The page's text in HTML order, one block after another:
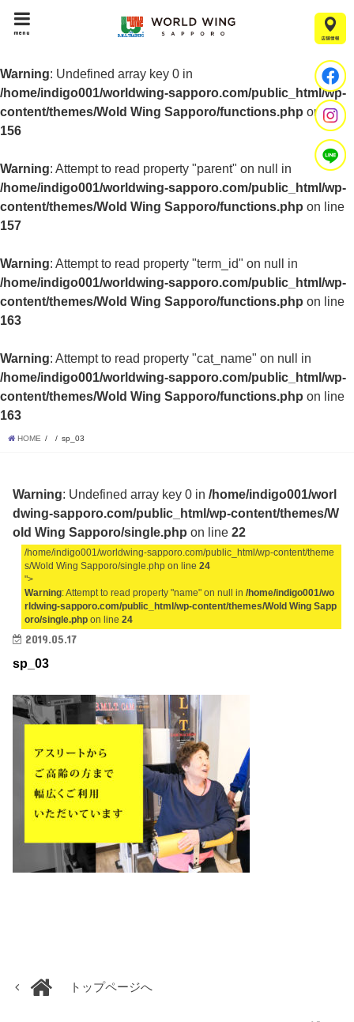
menu
Warning: Undefined array key 0 in
/home/indigo001/worldwing-sapporo.com/public_html/wp-
content/themes/Wold Wing Sapporo/functions.php on line
156
Warning: Attempt to read property "parent" on null in
/home/indigo001/worldwing-sapporo.com/public_html/wp-
content/themes/Wold Wing Sapporo/functions.php on line
157
Warning: Attempt to read property "term_id" on null in
/home/indigo001/worldwing-sapporo.com/public_html/wp-
content/themes/Wold Wing Sapporo/functions.php on line
163
Warning: Attempt to read property "cat_name" on null in
/home/indigo001/worldwing-sapporo.com/public_html/wp-
content/themes/Wold Wing Sapporo/functions.php on line
163
HOME sp_03
Warning: Undefined array key 0 in/home/indigo001/worl
dwing-sapporo.com/public_html/wp-content/themes/W
old Wing Sapporo/single.php on line22
/home/indigo001/worldwing-sapporo.com/public_html/wp-content/theme
s/Wold Wing Sapporo/single.php on line24
">
Warning: Attempt to read property "name" on null in/home/indigo001/wo
rldwing-sapporo.com/public_html/wp-content/themes/Wold Wing Sapp
oro/single.php on line24
2019.05.17
sp_03
トップページへ